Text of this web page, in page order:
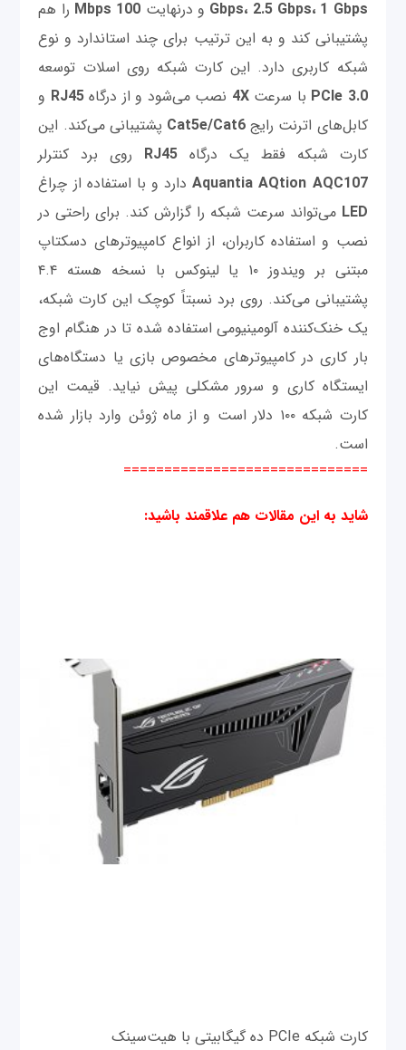
Gbps، 2.5 Gbps، 1 Gbps و درنهایت 100 Mbps
را هم
پشتیبانی کند و به این ترتیب برای چند استاندارد و نوع
شبکه کاربری دارد. این کارت شبکه روی اسلات توسعه
PCIe 3.0 با سرعت4X نصب می‌شود و از درگاهRJ45 و
کابل‌های اترنت رایج Cat5e/Cat6 پشتیبانی می‌کند. این
کارت شبکه فقط یک درگاه RJ45 روی برد کنترلر
Aquantia AQtion AQC107دارد و با استفاده از چراغ
LED می‌تواند سرعت شبکه را گزارش کند. برای راحتی در
نصب و استفاده کاربران، از انواع کامپیوترهای دسکتاپ
مبتنی بر ویندوز ۱۰ یا لینوکس با نسخه هسته ۴.۴
پشتیبانی می‌کند. روی برد نسبتاً کوچک این کارت شبکه،
یک خنک‌کننده آلومینیومی استفاده شده تا در هنگام اوج
بار کاری در کامپیوترهای مخصوص بازی یا دستگاه‌های
ایستگاه کاری و سرور مشکلی پیش نیاید. قیمت این
کارت شبکه ۱۰۰ دلار است و از ماه ژوئن وارد بازار شده
است.
==============================
شاید به این مقالات هم علاقمند باشید:
کارت شبکه PCIe ده گیگابیتی با هیت‌سینک